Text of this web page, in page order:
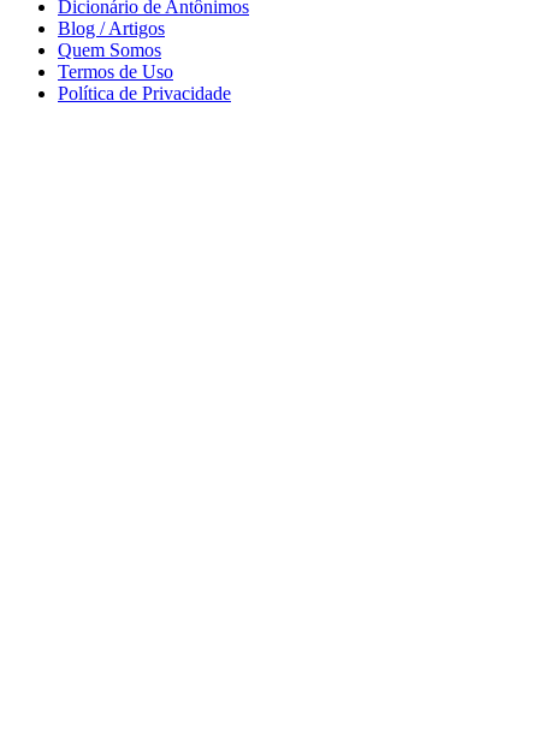
Dicionário de Antônimos
Blog / Artigos
Quem Somos
Termos de Uso
Política de Privacidade